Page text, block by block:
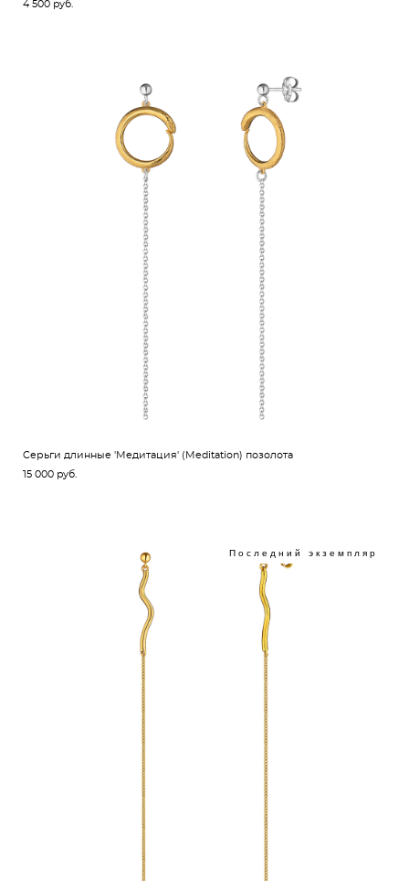
4 500 pуб.
Cерьги длинные 'Медитация' (Meditation) позолота
15 000 pуб.
Последний экземпляр